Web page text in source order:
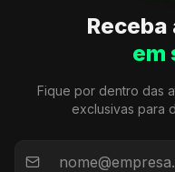
em
Fique por dentro das
exclusivas para